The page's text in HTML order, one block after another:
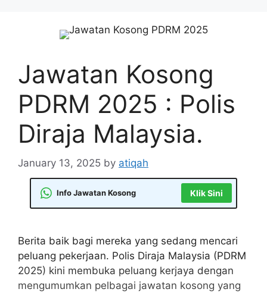
Jawatan Kosong
PDRM 2025 : Polis
Diraja Malaysia.
January 13, 2025 by atiqah
Info Jawatan Kosong Klik Sini
Berita baik bagi mereka yang sedang mencari
peluang pekerjaan. Polis Diraja Malaysia (PDRM
2025) kini membuka peluang kerjaya dengan
mengumumkan pelbagai jawatan kosong yang